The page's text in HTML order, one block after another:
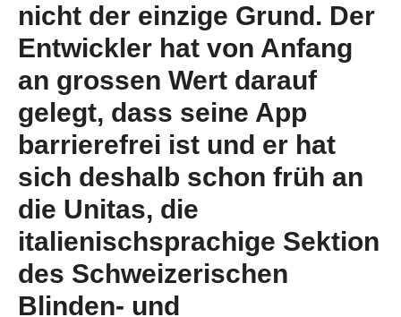
nicht der einzige Grund. Der
Entwickler hat von Anfang
an grossen Wert darauf
gelegt, dass seine App
barrierefrei ist und er hat
sich deshalb schon früh an
die Unitas, die
italienischsprachige Sektion
des Schweizerischen
Blinden- und